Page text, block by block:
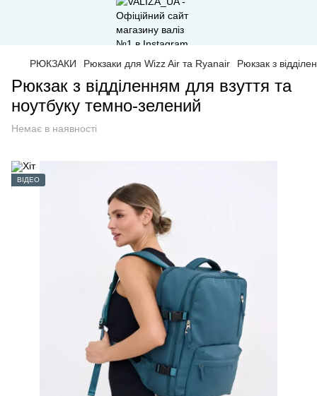
РЮКЗАКИ Рюкзаки для Wizz Air та Ryanair Рюкзак з
Рюкзак з відділенням для взуття та
ноутбуку темно-зелений
Немає в наявності
ВІДЕО